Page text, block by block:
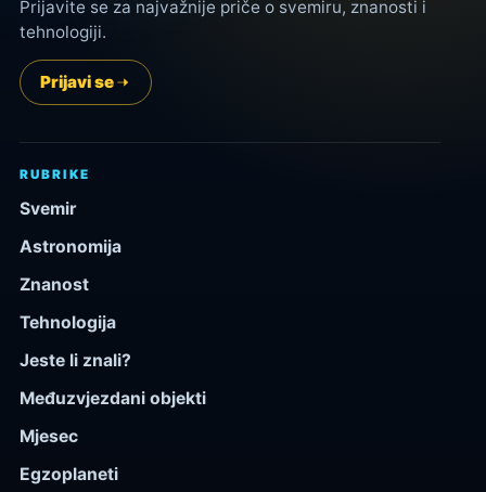
Prijavite se za najvažnije priče o svemiru, znanosti i
tehnologiji.
Prijavi se
RUBRIKE
Svemir
Astronomija
Znanost
Tehnologija
Jeste li znali?
Međuzvjezdani objekti
Mjesec
Egzoplaneti